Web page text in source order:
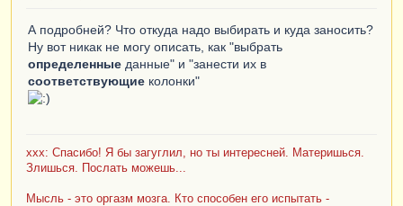
А подробней? Что откуда надо выбирать и куда заносить?
Ну вот никак не могу описать, как "выбрать
определенные данные" и "занести их в
соответствующие колонки"
xxx: Спасибо! Я бы загуглил, но ты интересней. Материшься.
Злишься. Послать можешь...
Мысль - это оргазм мозга. Кто способен его испытать -